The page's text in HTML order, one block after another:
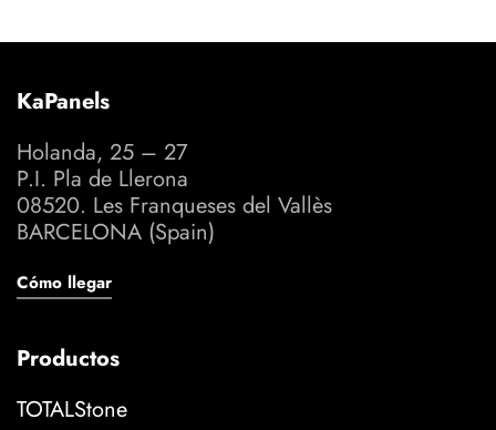
KaPanels
Holanda, 25 – 27
P.I. Pla de Llerona
08520. Les Franqueses del Vallès
BARCELONA (Spain)
Cómo llegar
Productos
TOTALStone